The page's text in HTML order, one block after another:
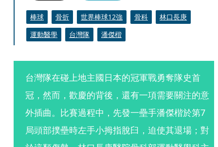
棒球 骨折 世界棒球12強 骨科
林口長庚
運動醫學
台灣隊 潘傑楷
台灣隊在碰上地主國日本的冠軍戰勇奪隊史首
冠，然而，歡慶的背後，還有一項需要關注的意
外插曲。比賽過程中，先發一壘手潘傑楷於第7
局頭部撲壘時左手小拇指脫臼，迫使其退場；對